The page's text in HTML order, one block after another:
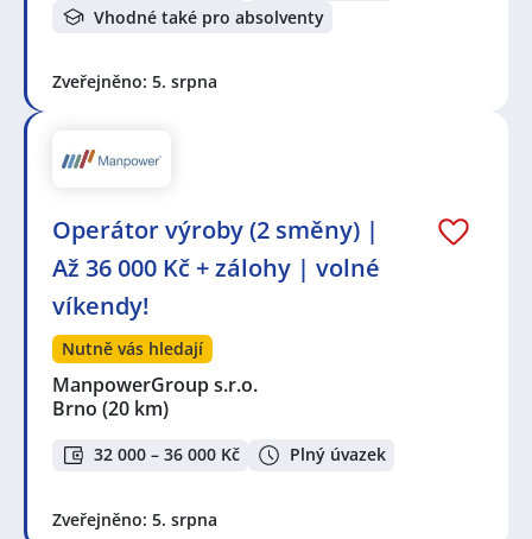
Vhodné také pro absolventy
Zveřejněno: 5. srpna
Operátor výroby (2 směny) |
Až 36 000 Kč + zálohy | volné
víkendy!
Nutně vás hledají
ManpowerGroup s.r.o.
Brno (20 km)
32 000 – 36 000 Kč Plný úvazek
Zveřejněno: 5. srpna